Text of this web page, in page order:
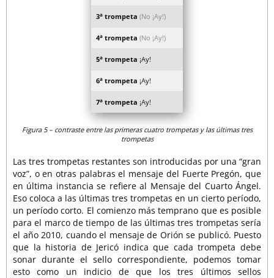
3a trompeta (No ¡Ay!)
4a trompeta (No ¡Ay!)
5a trompeta ¡Ay!
6a trompeta ¡Ay!
7a trompeta ¡Ay!
Figura 5 – contraste entre las primeras cuatro trompetas y las últimas tres
trompetas
Las tres trompetas restantes son introducidas por una “gran
voz”, o en otras palabras el mensaje del Fuerte Pregón, que
en última instancia se refiere al Mensaje del Cuarto Ángel.
Eso coloca a las últimas tres trompetas en un cierto período,
un período corto. El comienzo más temprano que es posible
para el marco de tiempo de las últimas tres trompetas sería
el año 2010, cuando el mensaje de Orión se publicó. Puesto
que la historia de Jericó indica que cada trompeta debe
sonar durante el sello correspondiente, podemos tomar
esto como un indicio de que los tres últimos sellos